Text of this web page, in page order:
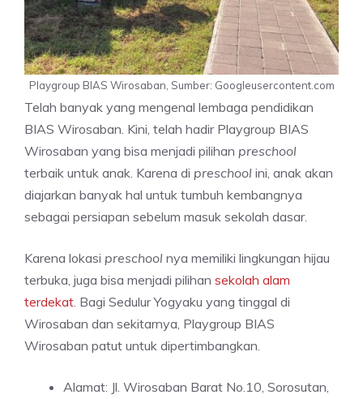
Playgroup BIAS Wirosaban, Sumber: Googleusercontent.com
Telah banyak yang mengenal lembaga pendidikan
BIAS Wirosaban. Kini, telah hadir Playgroup BIAS
Wirosaban yang bisa menjadi pilihan preschool
terbaik untuk anak. Karena di preschool ini, anak akan
diajarkan banyak hal untuk tumbuh kembangnya
sebagai persiapan sebelum masuk sekolah dasar.
Karena lokasi preschool nya memiliki lingkungan hijau
terbuka, juga bisa menjadi pilihan sekolah alam
terdekat . Bagi Sedulur Yogyaku yang tinggal di
Wirosaban dan sekitarnya, Playgroup BIAS
Wirosaban patut untuk dipertimbangkan.
Alamat: Jl. Wirosaban Barat No.10, Sorosutan,